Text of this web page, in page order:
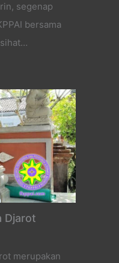
segenap
bersama
Djarot
merupakan